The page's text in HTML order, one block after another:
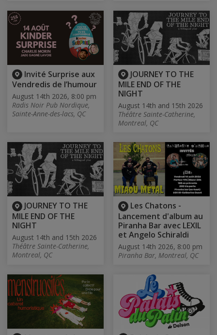
Invité Surprise aux
Vendredis de l’humour
August 14th 2026, 8:00 pm
Radis Noir Pub Nordique,
Sainte-Anne-des-lacs, QC
JOURNEY TO THE
MILE END OF THE
NIGHT
August 14th and 15th 2026
Théâtre Sainte-Catherine,
Montreal, QC
JOURNEY TO THE
MILE END OF THE
NIGHT
August 14th and 15th 2026
Théâtre Sainte-Catherine,
Montreal, QC
Les Chatons -
Lancement d'album au
Piranha Bar avec LEXIL
et Angelo Schiraldi
August 14th 2026, 8:00 pm
Piranha Bar, Montreal, QC